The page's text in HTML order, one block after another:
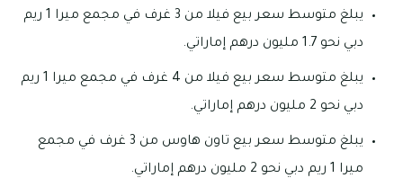
يبلغ متوسط سعر بيع فيلا من 3 غرف في مجمع ميرا 1 ريم
دبي نحو 1.7 مليون درهم إماراتي.
يبلغ متوسط سعر بيع فيلا من 4 غرف في مجمع ميرا 1 ريم
دبي نحو 2 مليون درهم إماراتي.
يبلغ متوسط سعر بيع تاون هاوس من 3 غرف في مجمع
ميرا 1 ريم دبي نحو 2 مليون درهم إماراتي.